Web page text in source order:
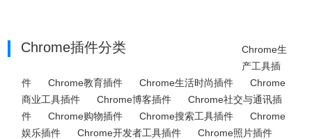
Chrome插件分类
Chrome生
产工具插
件
Chrome教育插件 Chrome生活时尚插件
Chrome
商业工具插件
Chrome博客插件
Chrome社交与通讯插
件
Chrome购物插件 Chrome搜索工具插件
Chrome
娱乐插件
Chrome开发者工具插件
Chrome照片插件